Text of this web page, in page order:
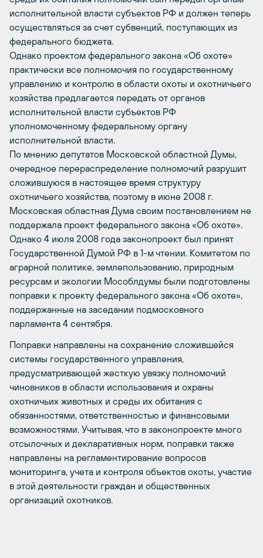
исполнительной власти субъектов РФ и должен теперь
осуществляться за счет субвенций, поступающих из
федерального бюджета.
Однако проектом федерального закона «Об охоте»
практически все полномочия по государственному
управлению и контролю в области охоты и охотничьего
хозяйства предлагается передать от органов
исполнительной власти субъектов РФ
уполномоченному федеральному органу
исполнительной власти.
По мнению депутатов Московской областной Думы,
очередное перераспределение полномочий разрушит
сложившуюся в настоящее время структуру
охотничьего хозяйства, поэтому в июне 2008 г.
Московская областная Дума своим постановлением не
поддержала проект федерального закона «Об охоте».
Однако 4 июля 2008 года законопроект был принят
Государственной Думой РФ в 1-м чтении. Комитетом по
аграрной политике, землепользованию, природным
ресурсам и экологии Мособлдумы были подготовлены
поправки к проекту федерального закона «Об охоте»,
поддержанные на заседании подмосковного
парламента 4 сентября.
Поправки направлены на сохранение сложившейся
системы государственного управления,
предусматривающей жесткую увязку полномочий
чиновников в области использования и охраны
охотничьих животных и среды их обитания с
обязанностями, ответственностью и финансовыми
возможностями. Учитывая, что в законопроекте много
отсылочных и декларативных норм, поправки также
направлены на регламентирование вопросов
мониторинга, учета и контроля объектов охоты, участие
в этой деятельности граждан и общественных
организаций охотников.